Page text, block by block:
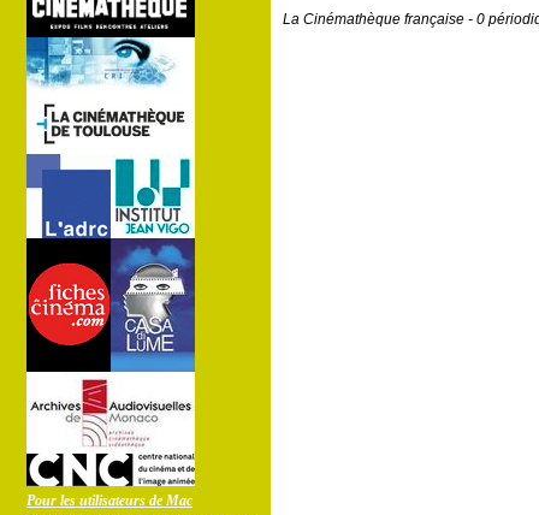
Pour les utilisateurs de Mac
La Cinémathèque française - 0